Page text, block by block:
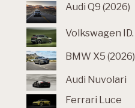
Audi Q9 (2026)
Volkswagen
BMW X5 (2026)
Audi Nuvolari
Ferrari Luce